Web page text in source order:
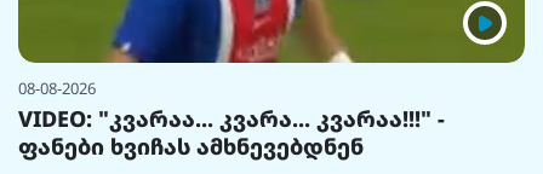
08-08-2026
VIDEO: "კვარაა... კვარა... კვარაა!!!" -
ფანები ხვიჩას ამხნევებდნენ